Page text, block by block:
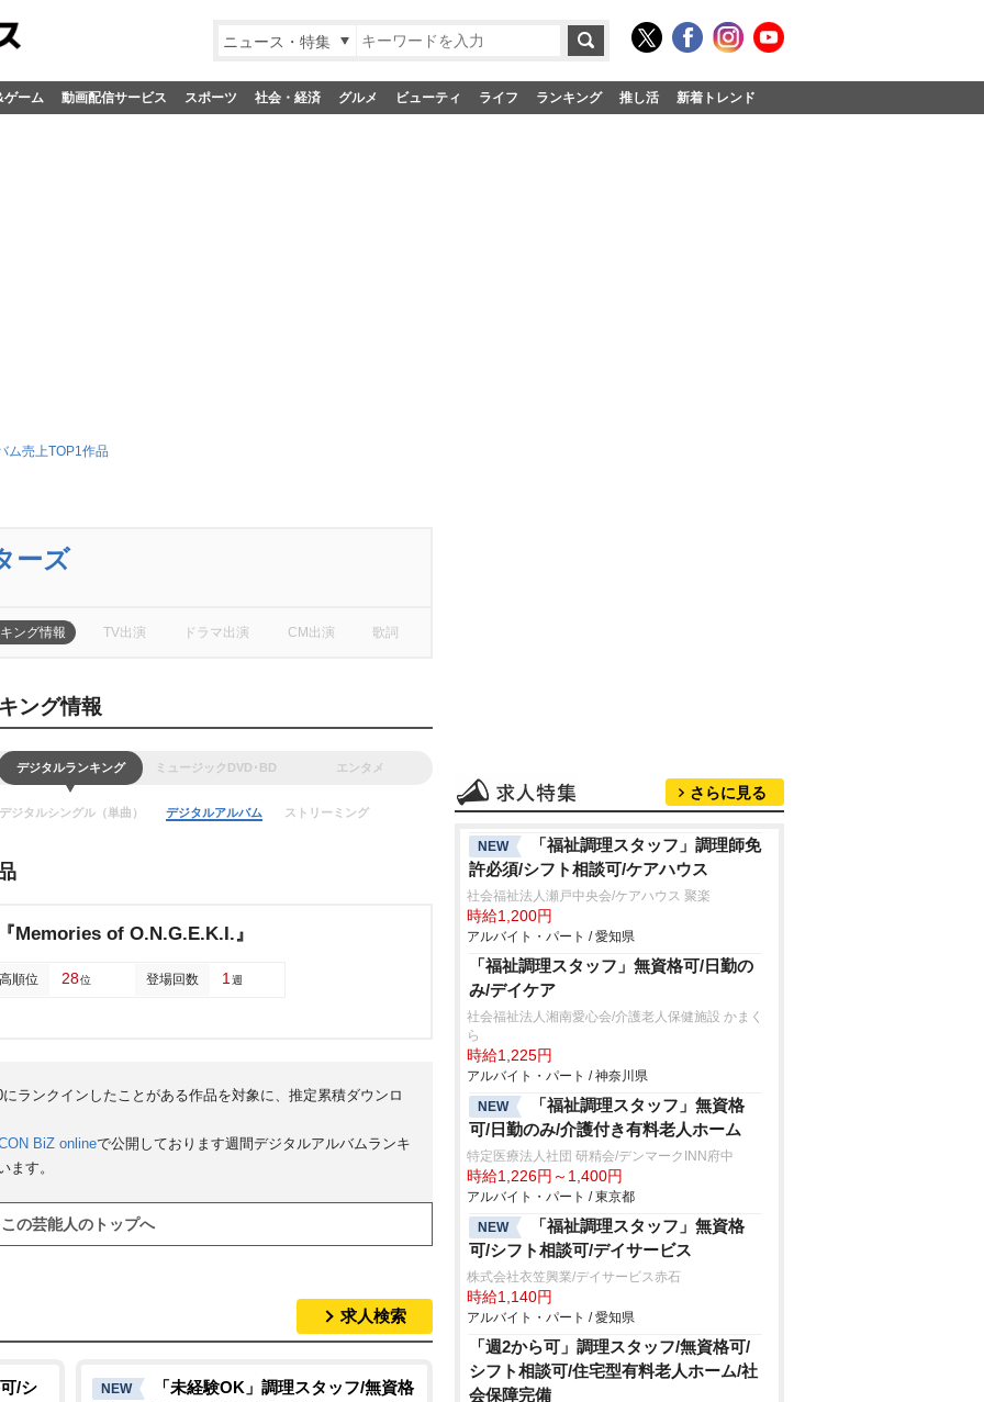
ニュース・特集
ゲーム 動画配信サービス スポーツ 社会・経済 グルメ ビューティ ライフ ランキング 推し活 新着トレンド
ム売上TOP1作品
ーズ
ング情報 TV出演 ドラマ出演 CM出演 歌詞
ング情報
デジタルランキング ミュージックDVD･BD エンタメ
デジタルシングル（単曲） デジタルアルバム ストリーミング
Memories of O.N.G.E.K.I.』
順位 28位 登場回数 1 週
ランクインしたことがある作品を対象に、推定累積ダウンロ
BiZ onlineで公開しております週間デジタルアルバムランキ
ます。
この芸能人のトップへ
求人検索
/シ NEW
「未経験OK」調理スタッフ/無資格
さらに見る
NEW
「福祉調理スタッフ」調理師免
許必須/シフト相談可/ケアハウス
社会福祉法人瀬戸中央会/ケアハウス 聚楽
時給1,200円
アルバイト・パート / 愛知県
「福祉調理スタッフ」無資格可/日勤の
み/デイケア
社会福祉法人湘南愛心会/介護老人保健施設 かまく
ら
時給1,225円
アルバイト・パート / 神奈川県
NEW
「福祉調理スタッフ」無資格
可/日勤のみ/介護付き有料老人ホーム
特定医療法人社団 研精会/デンマークINN府中
時給1,226円～1,400円
アルバイト・パート / 東京都
NEW
「福祉調理スタッフ」無資格
可/シフト相談可/デイサービス
株式会社衣笠興業/デイサービス赤石
時給1,140円
アルバイト・パート / 愛知県
「週2から可」調理スタッフ/無資格可/
シフト相談可/住宅型有料老人ホーム/社
会保障完備